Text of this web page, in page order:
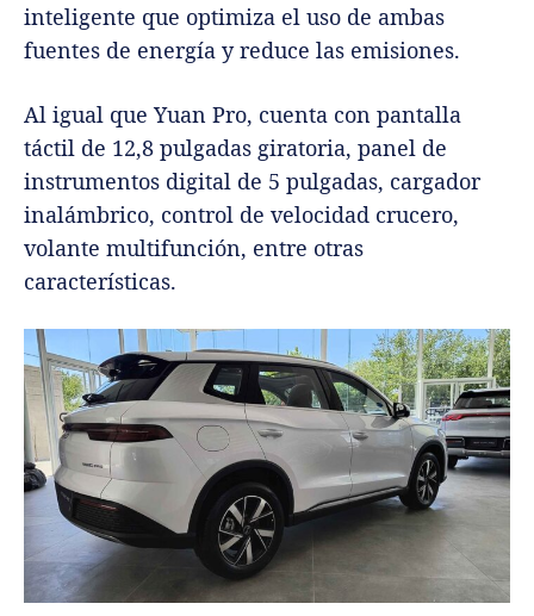
inteligente que optimiza el uso de ambas
fuentes de energía y reduce las emisiones.
Al igual que Yuan Pro, cuenta con pantalla
táctil de 12,8 pulgadas giratoria, panel de
instrumentos digital de 5 pulgadas, cargador
inalámbrico, control de velocidad crucero,
volante multifunción, entre otras
características.